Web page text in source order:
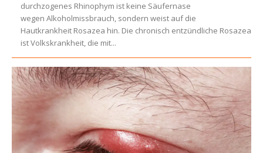
durchzogenes Rhinophym ist keine Säufernase
wegen Alkoholmissbrauch, sondern weist auf die
Hautkrankheit Rosazea hin. Die chronisch entzündliche Rosazea
ist Volkskrankheit, die mit...